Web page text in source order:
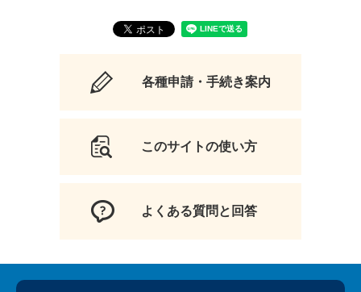
各種申請・手続き案内
このサイトの使い方
よくある質問と回答